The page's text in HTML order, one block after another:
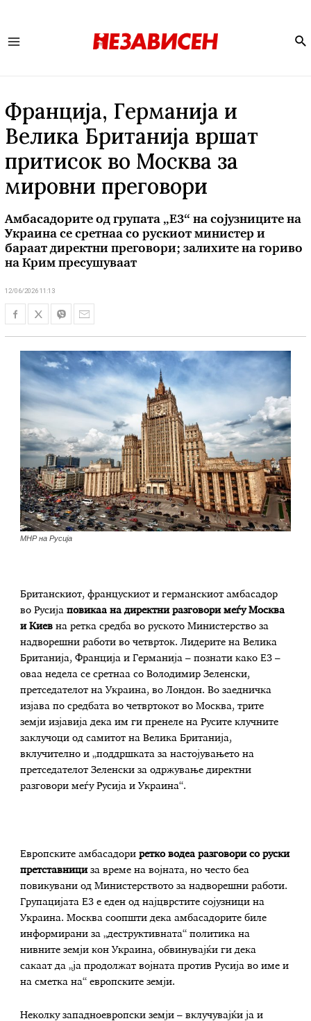
Франција, Германија и
Велика Британија вршат
притисок во Москва за
мировни преговори
Амбасадорите од групата „Е3“ на сојузниците на
Украина се сретнаа со рускиот министер и
бараат директни преговори; залихите на гориво
на Крим пресушуваат
12/06/2026 11:13
МНР на Русија
Британскиот, францускиот и германскиот амбасадор
во Русијаповикаа на директни разговори меѓу Москва
и Киевна ретка средба во руското Министерство за
надворешни работи во четврток. Лидерите на Велика
Британија, Франција и Германија – познати како Е3 –
оваа недела се сретнаа со Володимир Зеленски,
претседателот на Украина, во Лондон. Во заедничка
изјава по средбата во четвртокот во Москва, трите
земји изјавија дека им ги пренеле на Русите клучните
заклучоци од самитот на Велика Британија,
вклучително и „поддршката за настојувањето на
претседателот Зеленски за одржување директни
разговори меѓу Русија и Украина“.
Европските амбасадориретко водеа разговори со руски
претставнициза време на војната, но често беа
повикувани од Министерството за надворешни работи.
Групацијата Е3 е еден од најцврстите сојузници на
Украина. Москва соопшти дека амбасадорите биле
информирани за „деструктивната“ политика на
нивните земји кон Украина, обвинувајќи ги дека
сакаат да „ја продолжат војната против Русија во име и
на сметка на“ европските земји.
Неколку западноевропски земји – вклучувајќи ја и